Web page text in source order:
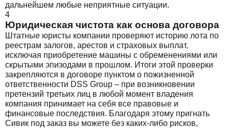
дальнейшем любые неприятные ситуации.
4
Юридическая чистота как основа договора
Штатные юристы компании проверяют историю лота по
реестрам залогов, арестов и страховых выплат,
исключая приобретение машины с обременениями или
скрытыми эпизодами в прошлом. Итоги этой проверки
закрепляются в договоре пунктом о пожизненной
ответственности DSS Group – при возникновении
претензий третьих лиц в любой момент владения
компания принимает на себя все правовые и
финансовые последствия. Благодаря этому пригнать
Сивик под заказ вы можете без каких-либо рисков,